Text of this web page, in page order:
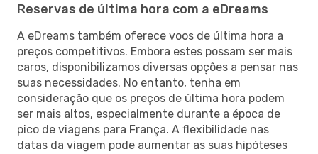
Reservas de última hora com a eDreams
A eDreams também oferece voos de última hora a
preços competitivos. Embora estes possam ser mais
caros, disponibilizamos diversas opções a pensar nas
suas necessidades. No entanto, tenha em
consideração que os preços de última hora podem
ser mais altos, especialmente durante a época de
pico de viagens para França. A flexibilidade nas
datas da viagem pode aumentar as suas hipóteses